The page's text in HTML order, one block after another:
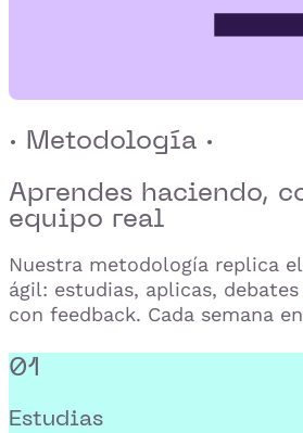
· Metodología ·
Aprendes haciendo,
equipo real
Nuestra metodología replica
ágil: estudias, aplicas,
con feedback. Cada semana
01
Estudias